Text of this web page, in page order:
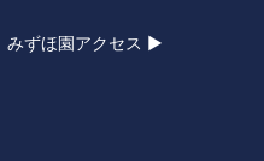
みずほ園アクセス ▶